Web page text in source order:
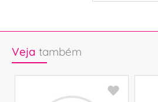
Veja também